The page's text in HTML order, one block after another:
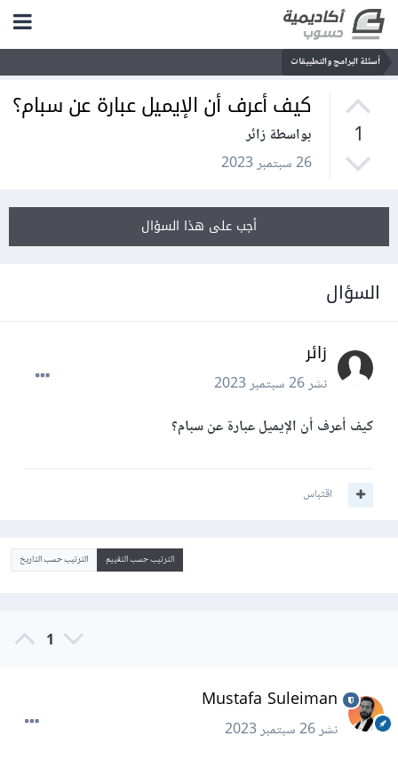
أسئلة البرامج والتطبيقات
1
كيف أعرف أن الإيميل عبارة عن سبام؟
بواسطة زائر
26 سبتمبر 2023
أجب على هذا السؤال
السؤال
زائر
نشر26 سبتمبر 2023
كيف أعرف أن الإيميل عبارة عن سبام؟
اقتباس
الترتيب حسب التقييم الترتيب حسب التاريخ
1
Mustafa Suleiman
نشر26 سبتمبر 2023